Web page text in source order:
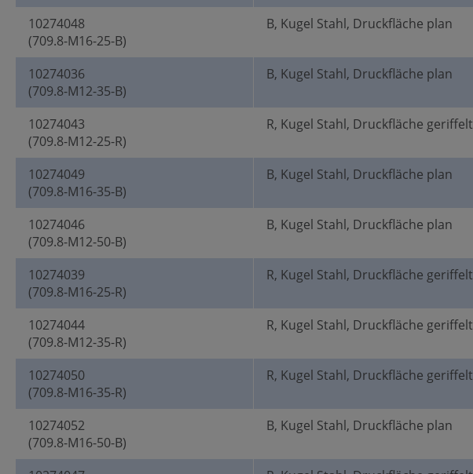
10274048
(709.8-M16-25-B)
B, Kugel Stahl, Druckfläche plan
10274036
(709.8-M12-35-B)
B, Kugel Stahl, Druckfläche plan
10274043
(709.8-M12-25-R)
R, Kugel Stahl, Druckfläche geriffelt
10274049
(709.8-M16-35-B)
B, Kugel Stahl, Druckfläche plan
10274046
(709.8-M12-50-B)
B, Kugel Stahl, Druckfläche plan
10274039
(709.8-M16-25-R)
R, Kugel Stahl, Druckfläche geriffelt
10274044
(709.8-M12-35-R)
R, Kugel Stahl, Druckfläche geriffelt
10274050
(709.8-M16-35-R)
R, Kugel Stahl, Druckfläche geriffelt
10274052
(709.8-M16-50-B)
B, Kugel Stahl, Druckfläche plan